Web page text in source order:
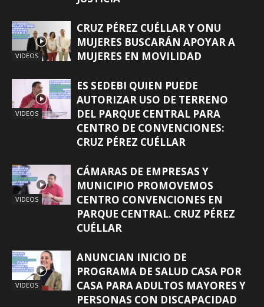
VIDEOS
CRUZ PÉREZ CUÉLLAR Y ONU
MUJERES BUSCARÁN APOYAR A
MUJERES EN MOVILIDAD
VIDEOS
ES SEDEBI QUIEN PUEDE
AUTORIZAR USO DE TERRENO
DEL PARQUE CENTRAL PARA
CENTRO DE CONVENCIONES:
CRUZ PÉREZ CUÉLLAR
VIDEOS
CÁMARAS DE EMPRESAS Y
MUNICIPIO PROMOVEMOS
CENTRO CONVENCIONES EN
PARQUE CENTRAL. CRUZ PÉREZ
CUÉLLAR
VIDEOS
ANUNCIAN INICIO DE
PROGRAMA DE SALUD CASA POR
CASA PARA ADULTOS MAYORES Y
PERSONAS CON DISCAPACIDAD